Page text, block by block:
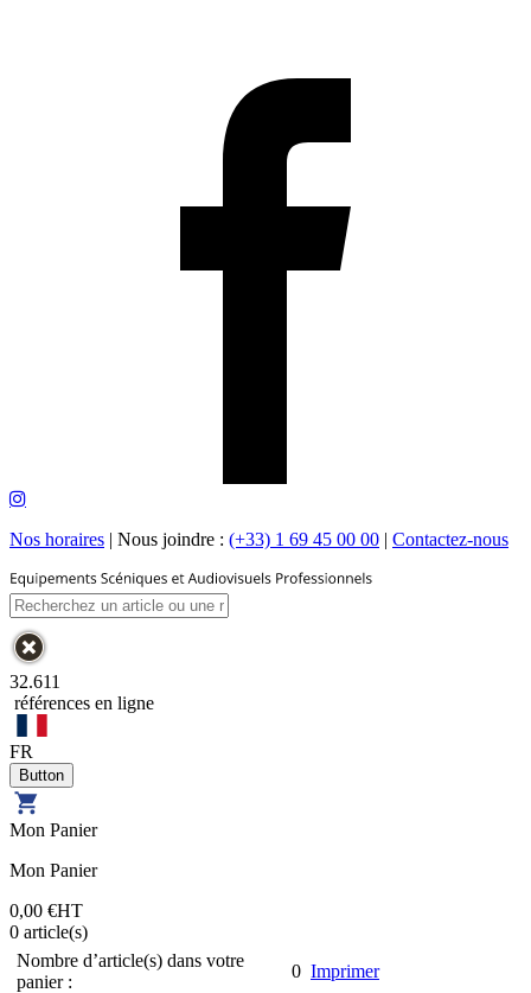
Nos horaires | Nous joindre : (+33) 1 69 45 00 00 | Contactez-nous
32.611
références en ligne
FR
Mon Panier
Mon Panier
0,00 €HT
0 article(s)
Nombre d’article(s) dans votre
panier :
0 Imprimer